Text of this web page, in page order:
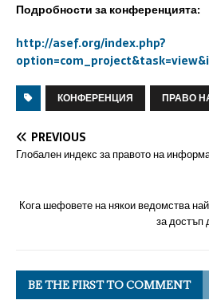
Подробности за конференцията:
http://asef.org/index.php?
КОНФЕРЕНЦИЯ ПРАВО
PREVIOUS
Глобален индекс за правото на
Кога шефовете на някои ведомства
за
BE THE FIRST TO COMMENT